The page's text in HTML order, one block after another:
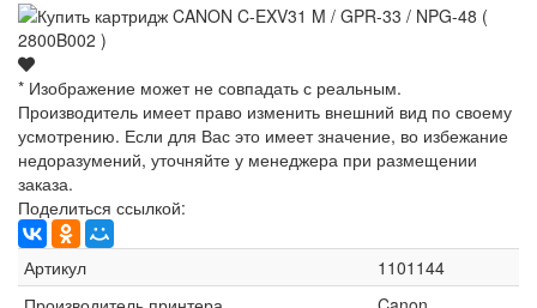
* Изображение может не совпадать с реальным.
Производитель имеет право изменить внешний вид по своему
усмотрению. Если для Вас это имеет значение, во избежание
недоразумений, уточняйте у менеджера при размещении
заказа.
Поделиться ссылкой:
Артикул
1101144